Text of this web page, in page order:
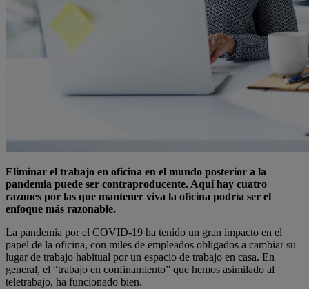
Eliminar el trabajo en oficina en el mundo posterior a la
pandemia puede ser contraproducente. Aquí hay cuatro
razones por las que mantener viva la oficina podría ser el
enfoque más razonable.
La pandemia por el COVID-19 ha tenido un gran impacto en el
papel de la oficina, con miles de empleados obligados a cambiar su
lugar de trabajo habitual por un espacio de trabajo en casa. En
general, el “trabajo en confinamiento” que hemos asimilado al
teletrabajo, ha funcionado bien.